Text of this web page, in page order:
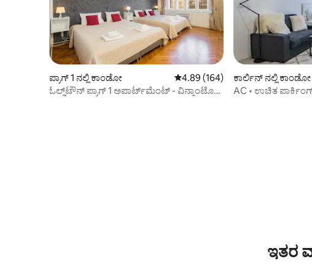
ಪ್ರಾಗ್ 1 ನಲ್ಲಿ ಕಾಂಡೋ 5 ರಲ್ಲಿ 4.89 ಸರಾಸರಿ ರೇಟಿಂಗ್, 164
4.89 (164)
ಓಲ್ಡ್‌ಟೌನ್ ಪ್ರಾಗ್ 1 ಅಪಾರ್ಟ್‌ಮೆಂಟ್ - ವಿನ್ಕಾಂಟೊ
ಕಾರ್ಲಿನ್ ನಲ್ಲಿ ಕಾಂಡೋ
AC • ಉಚಿತ
ಇತರ